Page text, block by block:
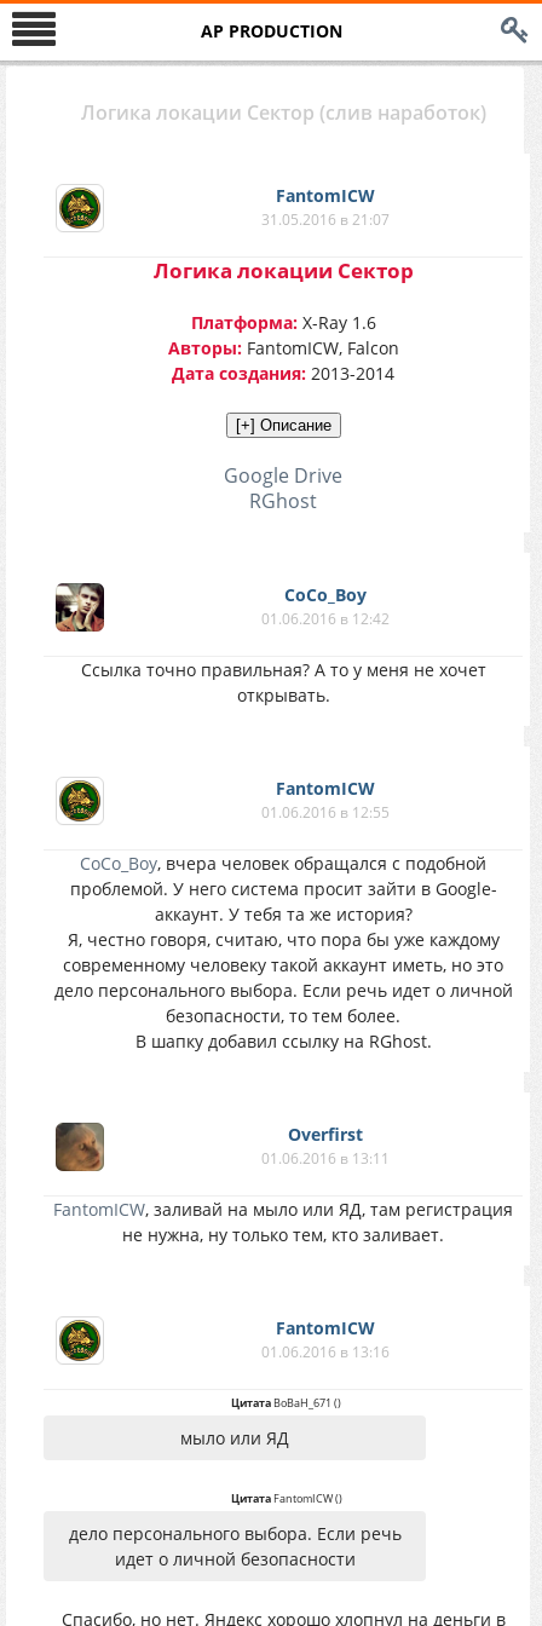
AP PRODUCTION
Логика локации Сектор (слив наработок)
FantomICW
31.05.2016 в 21:07
Логика локации Сектор
Платформа:X-Ray 1.6
Авторы:FantomICW, Falcon
Дата создания: 2013-2014
Google Drive
RGhost
CoCo_Boy
01.06.2016 в 12:42
Ссылка точно правильная? А то у меня не хочет
открывать.
FantomICW
01.06.2016 в 12:55
CoCo_Boy, вчера человек обращался с подобной
проблемой. У него система просит зайти в Google-
аккаунт. У тебя та же история?
Я, честно говоря, считаю, что пора бы уже каждому
современному человеку такой аккаунт иметь, но это
дело персонального выбора. Если речь идет о личной
безопасности, то тем более.
В шапку добавил ссылку на RGhost.
Overfirst
01.06.2016 в 13:11
FantomICW, заливай на мыло или ЯД, там регистрация
не нужна, ну только тем, кто заливает.
FantomICW
01.06.2016 в 13:16
ЦитатаBoBaH_671 ()
мыло или ЯД
ЦитатаFantomICW()
дело персонального выбора. Если речь
идет о личной безопасности
Спасибо, но нет. Яндекс хорошо хлопнул на деньги в